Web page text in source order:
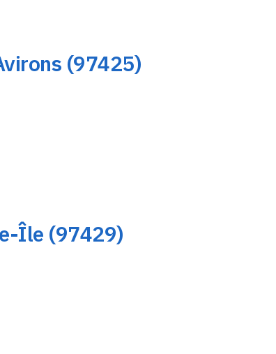
(97425)
Île (97429)